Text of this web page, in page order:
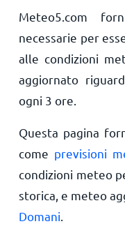
Meteo5.com
necessarie per
alle condizioni
aggiornato
ogni 3 ore.
Questa pagina
come previsioni
condizioni meteo
storica, e meteo
Domani